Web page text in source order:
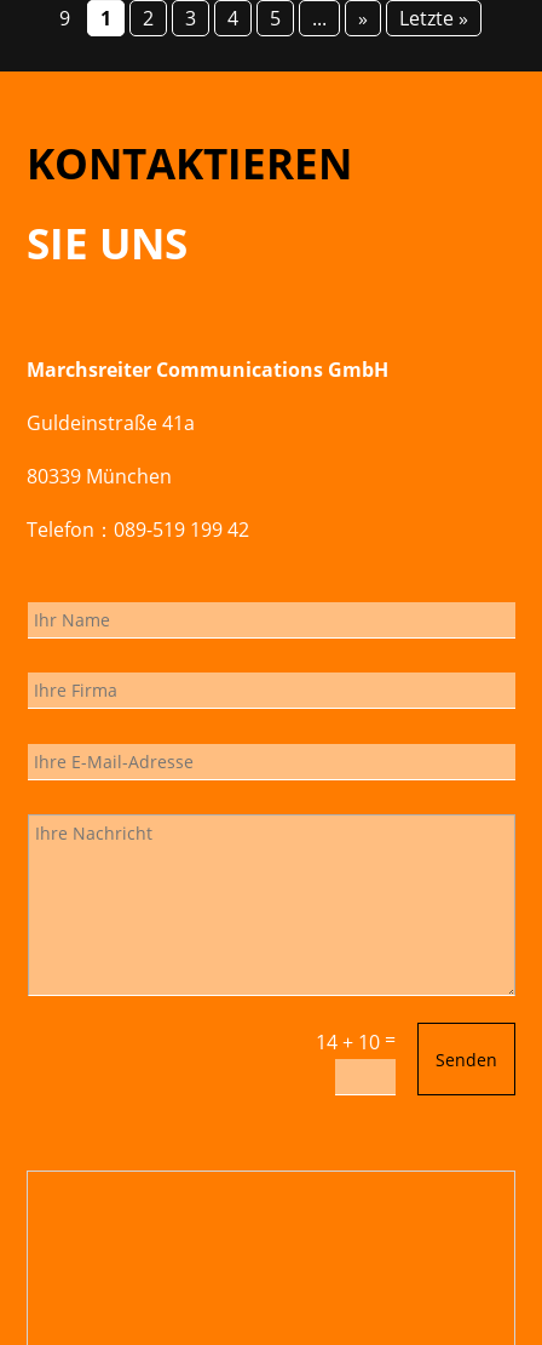
9
1 2 3 4 5 ... » Letzte »
KONTAKTIEREN
SIE UNS
Marchsreiter Communications GmbH
Guldeinstraße 41a
80339 München
Telefon：089-519 199 42
14 + 10=
Senden